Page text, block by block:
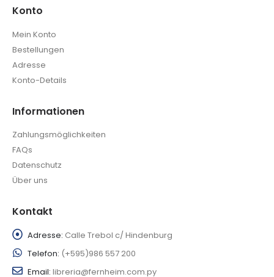
Konto
Mein Konto
Bestellungen
Adresse
Konto-Details
Informationen
Zahlungsmöglichkeiten
FAQs
Datenschutz
Über uns
Kontakt
Adresse: Calle Trebol c/ Hindenburg
Telefon: (+595)986 557 200
Email: libreria@fernheim.com.py